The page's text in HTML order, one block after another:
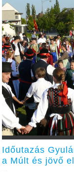
Időutazás
a Múlt és jövő